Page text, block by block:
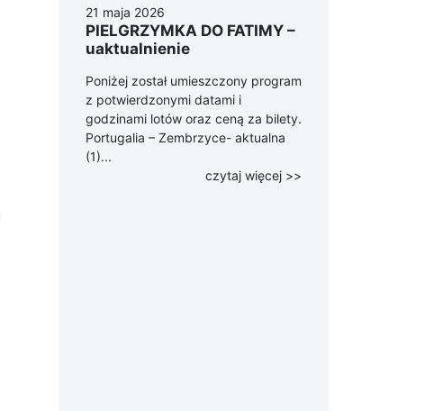
21 maja 2026
PIELGRZYMKA DO FATIMY –
uaktualnienie
Poniżej został umieszczony program
z potwierdzonymi datami i
godzinami lotów oraz ceną za bilety.
Portugalia – Zembrzyce- aktualna
(1)...
czytaj więcej >>